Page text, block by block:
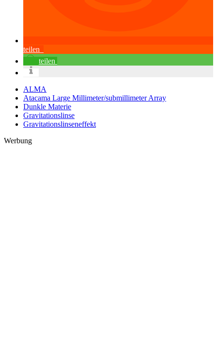
teilen
teilen
ALMA
Atacama Large Millimeter/submillimeter Array
Dunkle Materie
Gravitationslinse
Gravitationslinseneffekt
Werbung